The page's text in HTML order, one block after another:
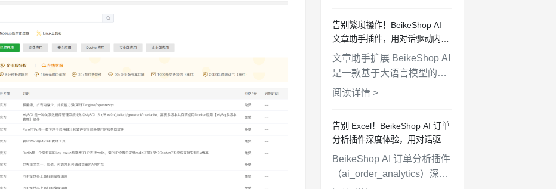
度全面对比，帮你选出最适
告别繁琐操作！BeikeShop AI
文章助手插件，用对话驱动内容
运营
文章助手扩展 BeikeShop AI
是一款基于大语言模型的商
城内容管理插件，支持通过
备沉浸式聊天窗口、细粒度
让商城内容维护变得简单高
效。
阅读详情 >
告别 Excel！BeikeShop AI 订单
分析插件深度体验，用对话驱动
数据决策！
BeikeShop AI 订单分析插件
（ai_order_analytics）深度